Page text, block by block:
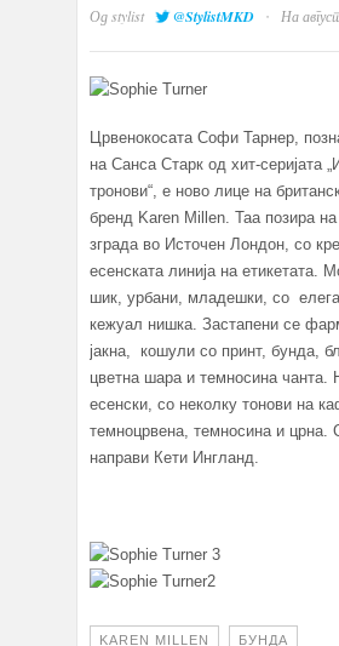
Одstylist @StylistMKD · На
Црвенокосата Софи Тарнер,
на Санса Старк од хит-серијата
тронови“, е ново лице на
бренд Karen Millen. Таа позира
зграда во Источен Лондон, со
есенската линија на етикетата.
шик, урбани, младешки, со
кежуал нишка. Застапени се
јакна, кошули со принт, бунда,
цветна шара и темносина чанта.
есенски, со неколку тонови на
темноцрвена, темносина и црна.
направи Кети Ингланд.
KAREN MILLEN БУНДА